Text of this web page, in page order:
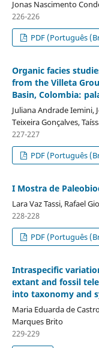
Jonas Nascimento
226-226
PDF (Português
Organic facies
from the Villeta
Basin, Colombia:
Juliana Andrade Iemini,
Teixeira Gonçalves,
227-227
PDF (Português
I Mostra de
Lara Vaz Tassi, Rafael
228-228
PDF (Português
Intraspecific
extant and fossil
into taxonomy and
Maria Eduarda de
Marques Brito
229-229